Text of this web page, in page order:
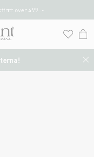
över 499 :-